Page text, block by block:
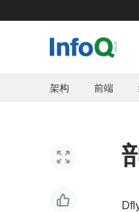
架构 前端

